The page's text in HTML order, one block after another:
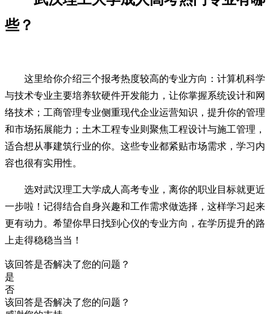
些？
这里给你介绍三个报考热度较高的专业方向：计算机科学
与技术专业主要培养软硬件开发能力，让你掌握系统设计和网
络技术；工商管理专业侧重现代企业运营知识，提升你的管理
和市场拓展能力；土木工程专业则聚焦工程设计与施工管理，
适合想从事建筑行业的你。这些专业都紧贴市场需求，学习内
容也很有实用性。
选对武汉理工大学成人高考专业，离你的职业目标就更近
一步啦！记得结合自身兴趣和工作需求做选择，这样学习起来
更有动力。希望你早日找到心仪的专业方向，在学历提升的路
上走得稳稳当当！
该回答是否解决了您的问题？
是
否
该回答是否解决了您的问题？